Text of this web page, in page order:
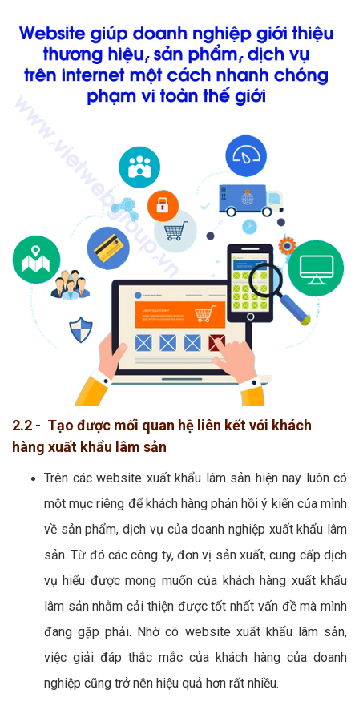
2.2 - Tạo được mối quan hệ liên kết với khách
hàng xuất khẩu lâm sản
Trên các website xuất khẩu lâm sản hiện nay luôn có
một mục riêng để khách hàng phản hồi ý kiến của mình
về sản phẩm, dịch vụ của doanh nghiệp xuất khẩu lâm
sản. Từ đó các công ty, đơn vị sản xuất, cung cấp dịch
vụ hiểu được mong muốn của khách hàng xuất khẩu
lâm sản nhằm cải thiện được tốt nhất vấn đề mà mình
đang gặp phải. Nhờ có website xuất khẩu lâm sản,
việc giải đáp thắc mắc của khách hàng của doanh
nghiệp cũng trở nên hiệu quả hơn rất nhiều.